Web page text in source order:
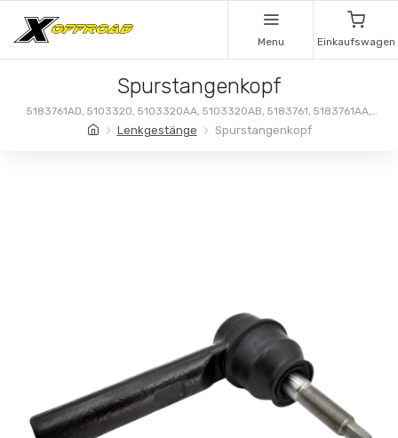
Menu Einkaufswagen
Spurstangenkopf
5183761AD, 5103320, 5103320AA, 5103320AB, 5183761, 5183761AA,
5183761AB, 5183761AC, 68014944, 68014944AA, 68033477,
68033477AA, 68141058, 68141058AA
Lenkgestänge Spurstangenkopf